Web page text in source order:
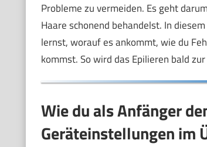
Probleme zu vermeiden. Es geht
Haare schonend behandelst. In
lernst, worauf es ankommt, wie du
kommst. So wird das Epilieren bald
Wie du als Anfänger
Geräteinstellungen im